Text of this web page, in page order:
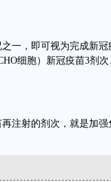
一，即可视为完成新冠
细胞）新冠疫苗3剂
射的剂次，就是加强